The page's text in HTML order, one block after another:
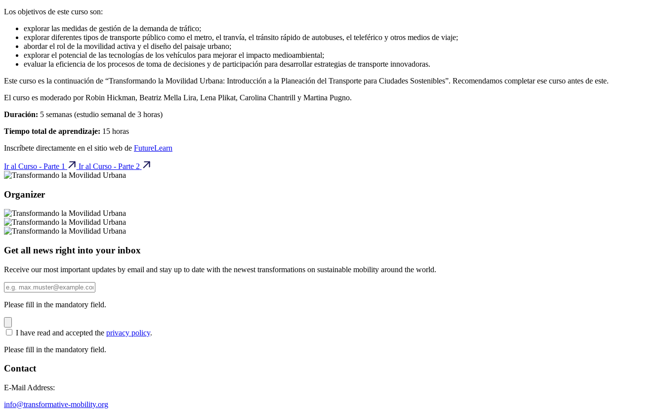
Los objetivos de este curso son:
explorar las medidas de gestión de la demanda de tráfico;
explorar diferentes tipos de transporte público como el metro, el tranvía, el tránsito rápido de autobuses, el teleférico y otros medios de viaje;
abordar el rol de la movilidad activa y el diseño del paisaje urbano;
explorar el potencial de las tecnologías de los vehículos para mejorar el impacto medioambiental;
evaluar la eficiencia de los procesos de toma de decisiones y de participación para desarrollar estrategias de transporte innovadoras.
Este curso es la continuación de “Transformando la Movilidad Urbana: Introducción a la Planeación del Transporte para Ciudades Sostenibles”. Recomendamos completar ese curso antes de este.
El curso es moderado por Robin Hickman, Beatriz Mella Lira, Lena Plikat, Carolina Chantrill y Martina Pugno.
Duración: 5 semanas (estudio semanal de 3 horas)
Tiempo total de aprendizaje: 15 horas
Inscríbete directamente en el sitio web de FutureLearn
Ir al Curso - Parte 1 Ir al Curso - Parte 2
Organizer
Get all news right into your inbox
Receive our most important updates by email and stay up to date with the newest transformations on sustainable mobility around the world.
Please fill in the mandatory field.
I have read and accepted the privacy policy.
Please fill in the mandatory field.
Contact
E-Mail Address:
info@transformative-mobility.org